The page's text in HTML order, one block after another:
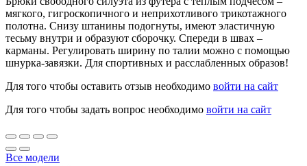
мягкого, гигроскопичного и неприхотливого трикотажного
полотна. Снизу штанины подогнуты, имеют эластичную
тесьму внутри и образуют сборочку. Спереди в швах –
карманы. Регулировать ширину по талии можно с помощью
шнурка-завязки. Для спортивных и расслабленных образов!
Для того чтобы оставить отзыв необходимо войти на сайт
Для того чтобы задать вопрос необходимо войти на сайт
Все модели